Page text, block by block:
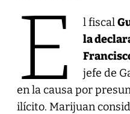
E l fiscal
la
jefe de
en la causa por
ilícito. Marijuan